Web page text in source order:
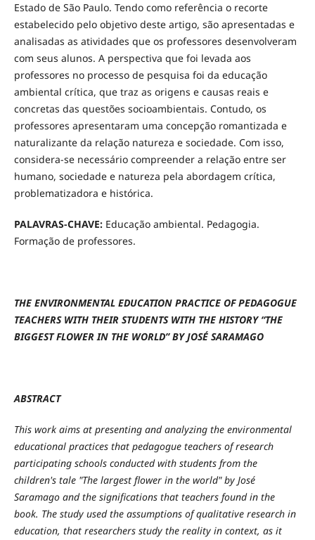
Estado de São Paulo. Tendo como referência o recorte
estabelecido pelo objetivo deste artigo, são apresentadas e
analisadas as atividades que os professores desenvolveram
com seus alunos. A perspectiva que foi levada aos
professores no processo de pesquisa foi da educação
ambiental crítica, que traz as origens e causas reais e
concretas das questões socioambientais. Contudo, os
professores apresentaram uma concepção romantizada e
naturalizante da relação natureza e sociedade. Com isso,
considera-se necessário compreender a relação entre ser
humano, sociedade e natureza pela abordagem crítica,
problematizadora e histórica.
PALAVRAS-CHAVE:Educação ambiental. Pedagogia.
Formação de professores.
THE ENVIRONMENTAL EDUCATION PRACTICE OF PEDAGOGUE
TEACHERS WITH THEIR STUDENTS WITH THE HISTORY “THE
BIGGEST FLOWER IN THE WORLD” BY JOSÉ SARAMAGO
ABSTRACT
This work aims at presenting and analyzing the environmental
educational practices that pedagogue teachers of research
participating schools conducted with students from the
children's tale "The largest flower in the world" by José
Saramago and the significations that teachers found in the
book. The study used the assumptions of qualitative research in
education, that researchers study the reality in context, as it